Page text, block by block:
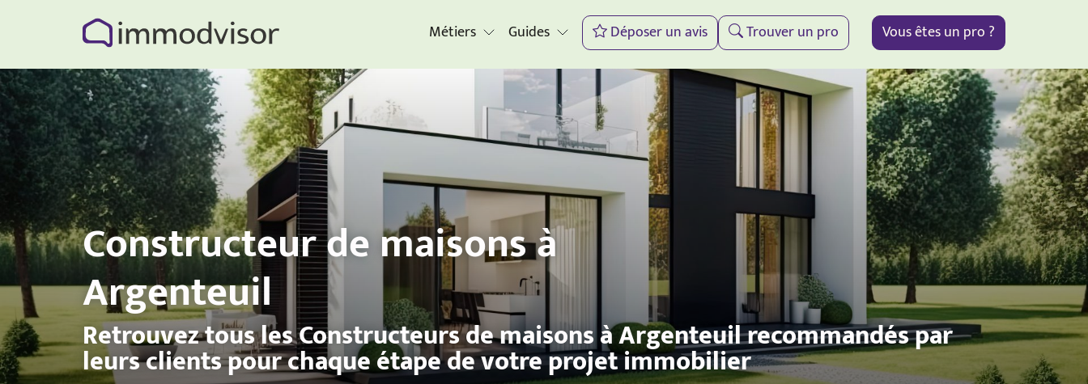
Métiers Guides Déposer un avis Trouver un pro Vous êtes un pro ?
Constructeur de maisons à
Argenteuil
Retrouvez tous les Constructeurs de maisons à Argenteuil recommandés par
leurs clients pour chaque étape de votre projet immobilier